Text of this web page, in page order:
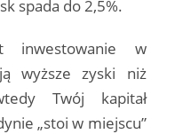
spada do 2,5%.
inwestowanie w
wyższe zyski niż
Twój kapitał
„stoi w miejscu”